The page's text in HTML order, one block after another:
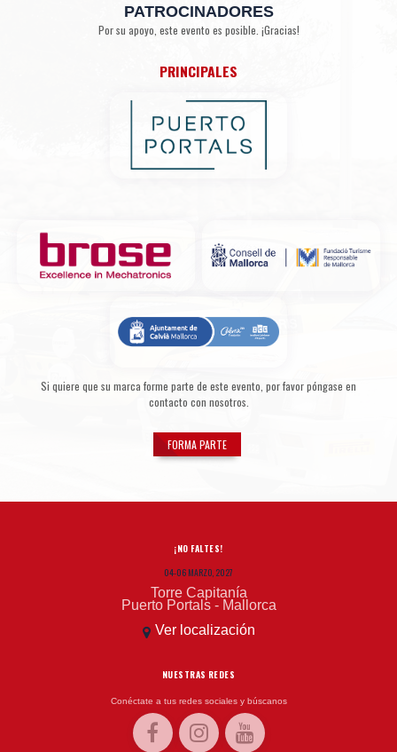
PATROCINADORES
Por su apoyo, este evento es posible. ¡Gracias!
PRINCIPALES
Si quiere que su marca forme parte de este evento, por favor póngase en
contacto con nosotros.
FORMA PARTE
¡NO FALTES!
04-06 MARZO, 2027
Torre Capitanía
Puerto Portals - Mallorca
Ver localización
NUESTRAS REDES
Conéctate a tus redes sociales y búscanos